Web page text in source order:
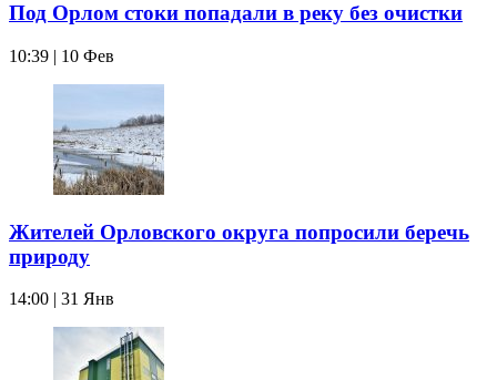
Под Орлом стоки попадали в реку без очистки
10:39 | 10 Фев
Жителей Орловского округа попросили беречь
природу
14:00 | 31 Янв